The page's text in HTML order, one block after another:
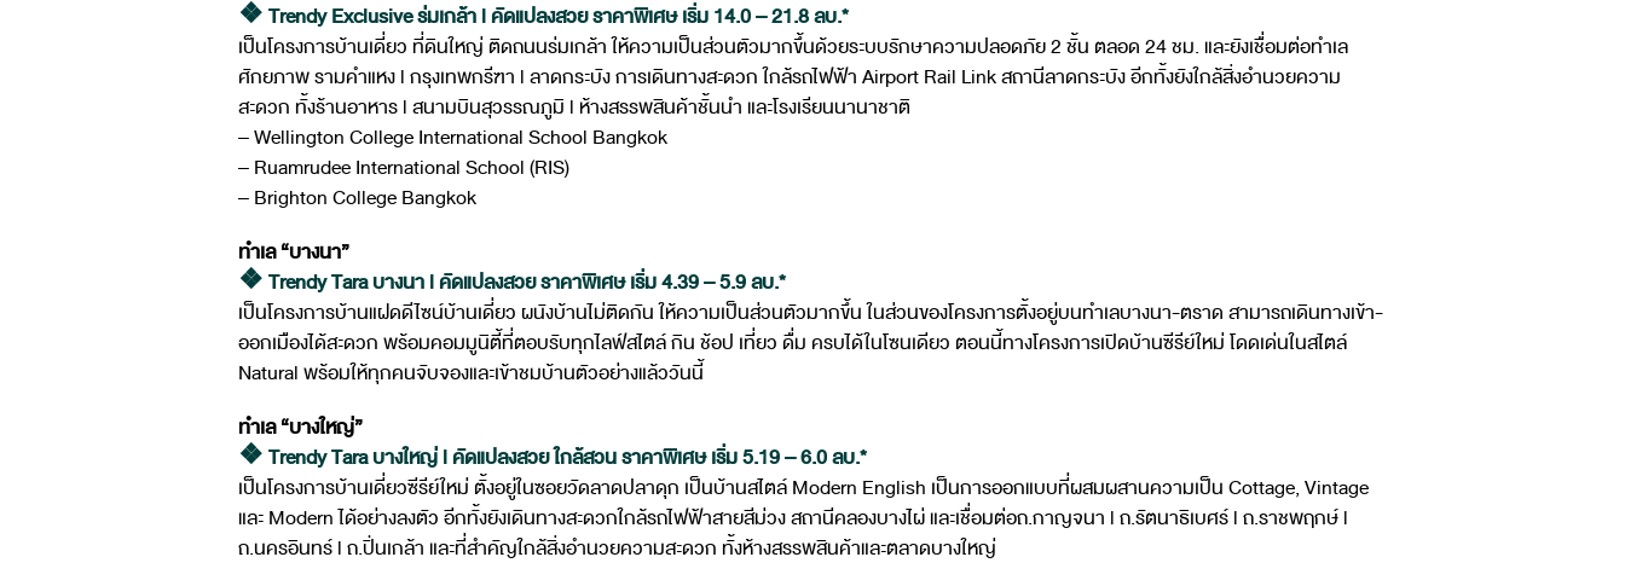
❖ Trendy Exclusive ร่มเกล้า l คัดแปลงสวย ราคาพิเศษ เริ่ม 14.0 – 21.8 ลบ.*
เป็นโครงการบ้านเดี่ยว ที่ดินใหญ่ ติดถนนร่มเกล้า ให้ความเป็นส่วนตัวมากขึ้นด้วยระบบรักษาความปลอดภัย 2 ชั้น ตลอด 24 ชม. และยังเชื่อมต่อทำเล
ศักยภาพ รามคำแหง l กรุงเทพกรีฑา l ลาดกระบัง การเดินทางสะดวก ใกล้รถไฟฟ้า Airport Rail Link สถานีลาดกระบัง อีกทั้งยังใกล้สิ่งอำนวยความ
สะดวก ทั้งร้านอาหาร l สนามบินสุวรรณภูมิ l ห้างสรรพสินค้าชั้นนำ และโรงเรียนนานาชาติ
– Wellington College International School Bangkok
– Ruamrudee International School (RIS)
– Brighton College Bangkok
ทำเล “บางนา”
❖ Trendy Tara บางนา l คัดแปลงสวย ราคาพิเศษ เริ่ม 4.39 – 5.9 ลบ.*
เป็นโครงการบ้านแฝดดีไซน์บ้านเดี่ยว ผนังบ้านไม่ติดกัน ให้ความเป็นส่วนตัวมากขึ้น ในส่วนของโครงการตั้งอยู่บนทำเลบางนา-ตราด สามารถเดินทางเข้า-
ออกเมืองได้สะดวก พร้อมคอมมูนิตี้ที่ตอบรับทุกไลฟ์สไตล์ กิน ช้อป เที่ยว ดื่ม ครบได้ในโซนเดียว ตอนนี้ทางโครงการเปิดบ้านซีรีย์ใหม่ โดดเด่นในสไตล์
Natural พร้อมให้ทุกคนจับจองและเข้าชมบ้านตัวอย่างแล้ววันนี้
ทำเล “บางใหญ่”
❖ Trendy Tara บางใหญ่ l คัดแปลงสวย ใกล้สวน ราคาพิเศษ เริ่ม 5.19 – 6.0 ลบ.*
เป็นโครงการบ้านเดี่ยวซีรีย์ใหม่ ตั้งอยู่ในซอยวัดลาดปลาดุก เป็นบ้านสไตล์ Modern English เป็นการออกแบบที่ผสมผสานความเป็น Cottage, Vintage
และ Modern ได้อย่างลงตัว อีกทั้งยังเดินทางสะดวกใกล้รถไฟฟ้าสายสีม่วง สถานีคลองบางไผ่ และเชื่อมต่อถ.กาญจนา l ถ.รัตนาธิเบศร์ l ถ.ราชพฤกษ์ l
ถ.นครอินทร์ l ถ.ปิ่นเกล้า และที่สำคัญใกล้สิ่งอำนวยความสะดวก ทั้งห้างสรรพสินค้าและตลาดบางใหญ่